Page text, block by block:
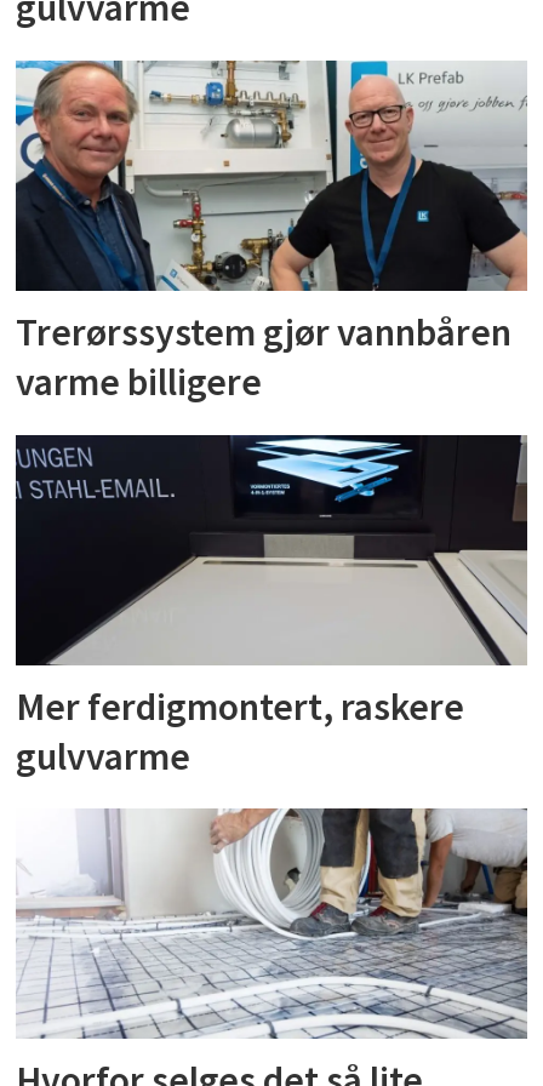
avgir varme der de ikke skal.
Trerørssystem gjør vannbåren
varme billigere
Mer ferdigmontert, raskere
gulvvarme